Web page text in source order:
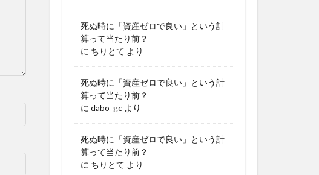
死ぬ時に「資産ゼロで良い」という計
算って当たり前？
に ちりとて より
死ぬ時に「資産ゼロで良い」という計
算って当たり前？
に dabo_gc より
死ぬ時に「資産ゼロで良い」という計
算って当たり前？
に ちりとて より